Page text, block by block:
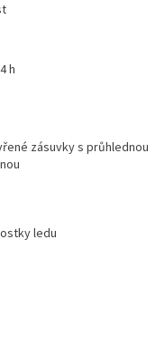
h
zásuvky s průhlednou
ledu